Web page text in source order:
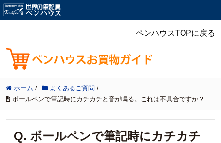
ペンハウスTOPに戻る
ホーム / よくあるご質問 /
ボールペンで筆記時にカチカチと音が鳴る。これは不具合ですか？
Q. ボールペンで筆記時にカチカチ